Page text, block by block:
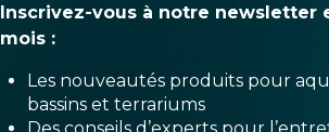
Inscrivez-vous à notre newsletter
mois :
Les nouveautés produits pour
bassins et terrariums